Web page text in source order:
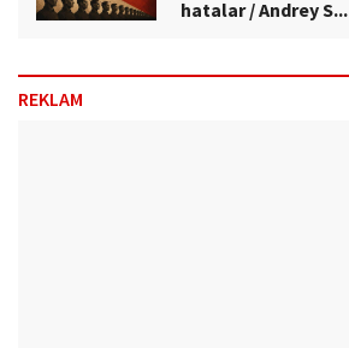
hatalar / Andrey S...
REKLAM